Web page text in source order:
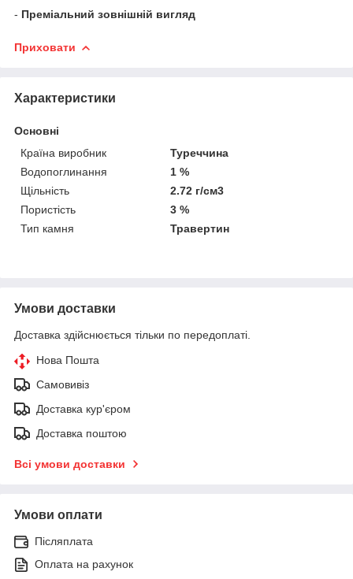
- Преміальний зовнішній вигляд
Приховати
Характеристики
Основні
Країна виробник
Туреччина
Водопоглинання
1 %
Щільність
2.72 г/см3
Пористість
3 %
Тип камня
Травертин
Умови доставки
Доставка здійснюється тільки по передоплаті.
Нова Пошта
Самовивіз
Доставка кур'єром
Доставка поштою
Всі умови доставки
Умови оплати
Післяплата
Оплата на рахунок